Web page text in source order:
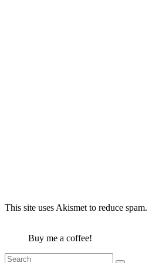
This site uses Akismet to reduce spam.
Buy me a coffee!